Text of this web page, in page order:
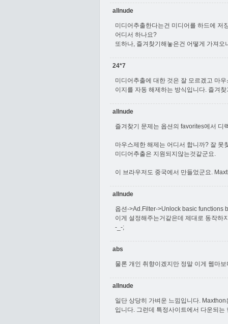
allnude
미디어추출한다는건 미디어를 하드에 저
어디서 하나요?
또하나, 즐겨찾기해놓은건 어떻게 가져오
24*7
미디어추출에 대한 것은 잘 모르겠고 마
이지를 자동 해제하는 방식입니다. 즐겨
allnude
즐겨찾기 문제는 옵션의 favorites에서 디
마우스제한 해제는 어디서 합니까? 잘 못
미디어추출은 지원되지않는것같군요.
이 브라우저도 중국에서 만들었군요.
allnude
옵션->Ad.Filter->Unlock basic functions
이게 설정해주는거같은데 제대로 동작하
-_-;
abs
물론 개인 취향이겠지만 정말 이게 웹마
allnude
일단 상당히 가벼운 느낌입니다.
입니다. 그런데 특정사이트에서 다운되